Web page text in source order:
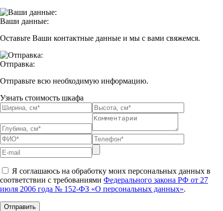
Ваши данные:
Оставьте Ваши контактные данные и мы с вами свяжемся.
Отправка:
Отправьте всю необходимую информацию.
Узнать стоимость шкафа
Я соглашаюсь на обработку моих персональных данных в
соответствии с требованиями Федерального закона РФ от 27
июля 2006 года № 152-ФЗ «О персональных данных».